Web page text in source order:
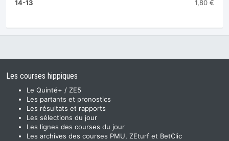
14-13
1,80 €
Les courses hippiques
Le Quinté+ / ZE5
Les partants et pronostics
Les résultats et rapports
Les sélections du jour
Les lignes des courses du jour
Les archives des courses PMU, ZEturf et BetClic